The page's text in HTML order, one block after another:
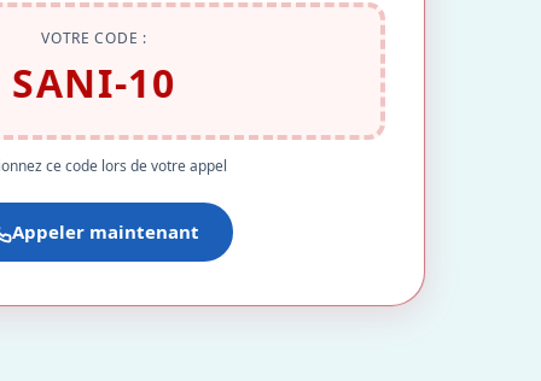
VOTRE CODE :
SANI-10
ce code lors de votre appel
Appeler maintenant